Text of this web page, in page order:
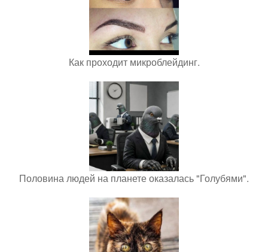
Как проходит микроблейдинг.
Половина людей на планете оказалась "Голубями".